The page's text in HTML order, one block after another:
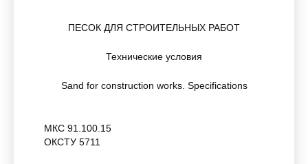
ПЕСОК ДЛЯ СТРОИТЕЛЬНЫХ РАБОТ
Технические условия
Sand for construction works. Specifications
МКС 91.100.15
ОКСТУ 5711